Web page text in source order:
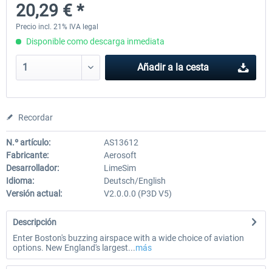
28,42 € *
20,29 € *
Precio incl. 21% IVA legal
Disponible como descarga inmediata
Añadir a la cesta
Recordar
N.º artículo:
AS13612
Fabricante:
Aerosoft
Desarrollador:
LimeSim
Idioma:
Deutsch/English
Versión actual:
V2.0.0.0 (P3D V5)
Descripción
Enter Boston's buzzing airspace with a wide choice of aviation
options. New England's largest...más